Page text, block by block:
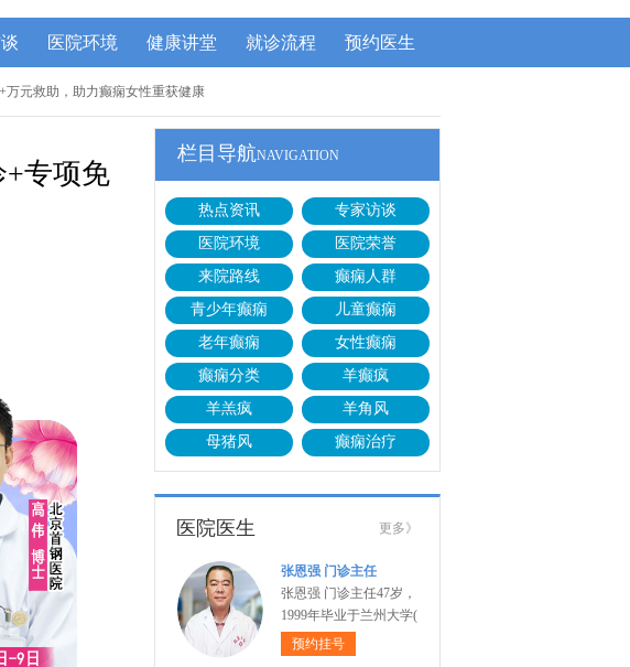
医院环境 健康讲堂 就诊流程 预约医生
万元救助，助力癫痫女性重获健康
+专项免
栏目导航NAVIGATION
热点资讯
专家访谈
医院环境
医院荣誉
来院路线
癫痫人群
青少年癫痫
儿童癫痫
老年癫痫
女性癫痫
癫痫分类
羊癫疯
羊羔疯
羊角风
母猪风
癫痫治疗
医院医生 更多》
张恩强 门诊主任
张恩强 门诊主任47岁，
1999年毕业于兰州大学(
预约挂号